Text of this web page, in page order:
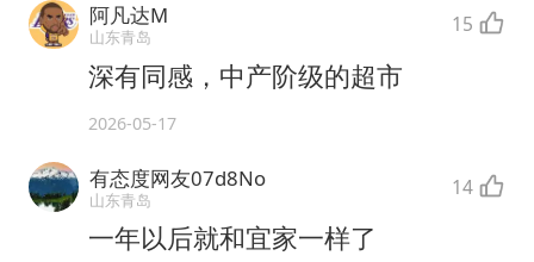
阿凡达M
山东青岛 15
深有同感，中产阶级的超市
2026-05-17
有态度网友07d8No
山东青岛 14
一年以后就和宜家一样了